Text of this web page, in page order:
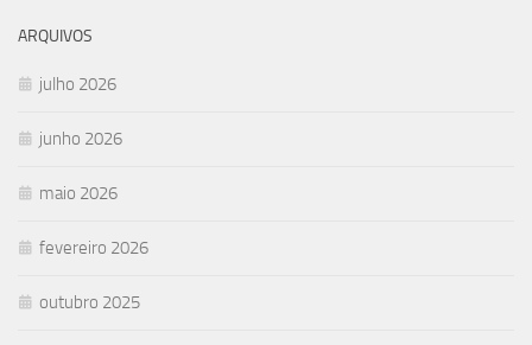
ARQUIVOS
julho 2026
junho 2026
maio 2026
fevereiro 2026
outubro 2025